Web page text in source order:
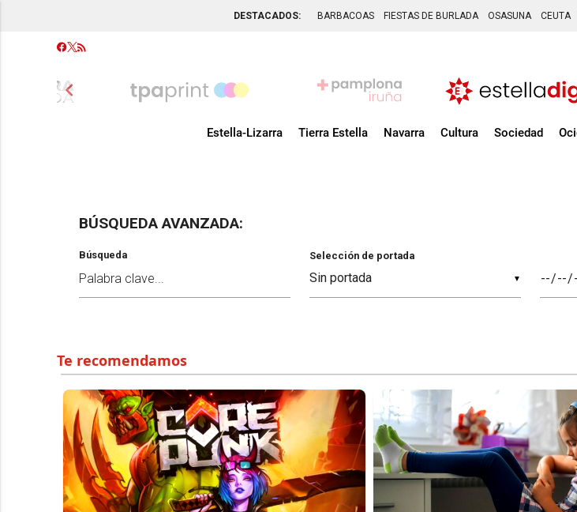
DESTACADOS: BARBACOAS FIESTAS DE BURLADA OSASUNA CEUTA
chevron_left
Estella-Lizarra Tierra Estella Navarra Cultura Sociedad
BÚSQUEDA AVANZADA:
Búsqueda
▼
Selección de portada